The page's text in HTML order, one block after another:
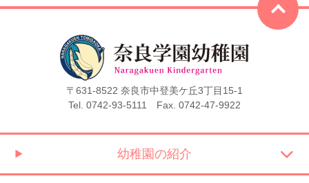
〒631-8522 奈良市中登美ケ丘3丁目15-1
Tel. 0742-93-5111 Fax. 0742-47-9922
幼稚園の紹介